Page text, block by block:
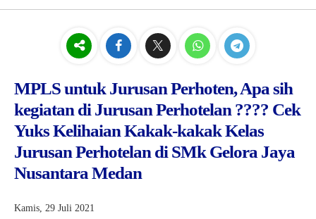
VISI dan MISI
DATA SISWA
DATA GURU
JURUSAN
MPLS untuk Jurusan Perhoten, Apa sih
kegiatan di Jurusan Perhotelan ???? Cek
Yuks Kelihaian Kakak-kakak Kelas
Jurusan Perhotelan di SMk Gelora Jaya
Nusantara Medan
Kamis, 29 Juli 2021